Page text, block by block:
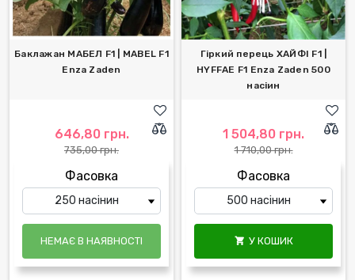
Баклажан МАБЕЛ F1 | MABEL F1
Enza Zaden
646,80 грн.
735,00 грн.
Фасовка
НЕМАЄ В НАЯВНОСТІ
Гіркий перець ХАЙФІ F1 |
HYFFAE F1 Enza Zaden 500
насіин
1 504,80 грн.
1 710,00 грн.
Фасовка
 У КОШИК